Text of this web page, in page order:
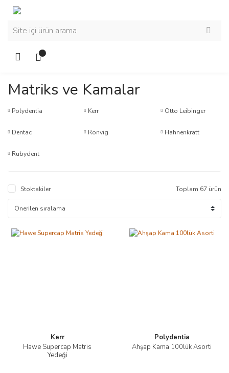
Matriks ve Kamalar
Polydentia Kerr Otto Leibinger
Dentac Ronvig Hahnenkratt
Rubydent
Stoktakiler Toplam 67 ürün
Kerr
Hawe Supercap Matris
Yedeği
Polydentia
Ahşap Kama 100lük Asorti